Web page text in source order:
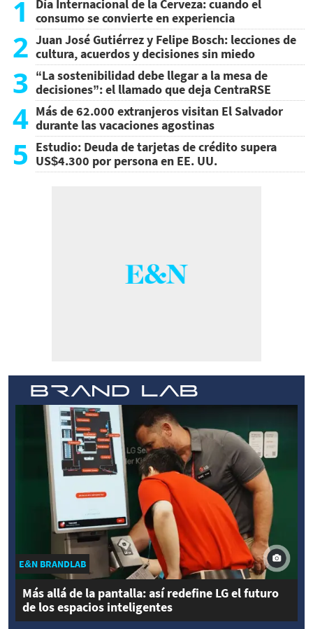
1
Día Internacional de la Cerveza: cuando el
consumo se convierte en experiencia
2 Juan José Gutiérrez y Felipe Bosch: lecciones de
cultura, acuerdos y decisiones sin miedo
3 “La sostenibilidad debe llegar a la mesa de
decisiones”: el llamado que deja CentraRSE
4 Más de 62.000 extranjeros visitan El Salvador
durante las vacaciones agostinas
5 Estudio: Deuda de tarjetas de crédito supera
US$4.300 por persona en EE. UU.
E&N BRANDLAB
Más allá de la pantalla: así redefine LG el futuro
de los espacios inteligentes